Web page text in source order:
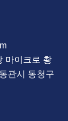
마이크로 촹
관시 동청구